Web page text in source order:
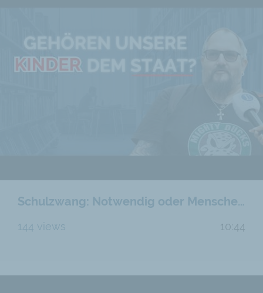
Schulzwang: Notwendig oder Menschenrechtsverletzung?
144 views 10:44